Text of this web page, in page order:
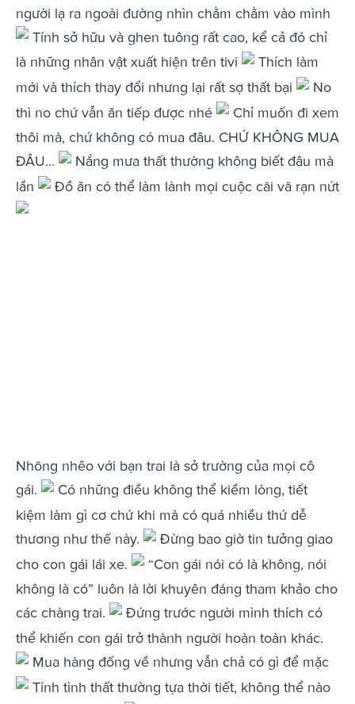
người lạ ra ngoài đường nhìn chằm chằm vào mình
Tính sở hữu và ghen tuông rất cao, kể cả đó chỉ
là những nhân vật xuất hiện trên tivi
Thích làm
mới và thích thay đổi nhưng lại rất sợ thất bại
No
thì no chứ vẫn ăn tiếp được nhé
Chỉ muốn đi xem
thôi mà, chứ không có mua đâu. CHỨ KHÔNG MUA
ĐÂU...
Nắng mưa thất thường không biết đâu mà
lần
Đồ ăn có thể làm lành mọi cuộc cãi vã rạn nứt
Nhõng nhẽo với bạn trai là sở trường của mọi cô
gái.
Có những điều không thể kiềm lòng, tiết
kiệm làm gì cơ chứ khi mà có quá nhiều thứ dễ
thương như thế này.
Đừng bao giờ tin tưởng giao
cho con gái lái xe.
“Con gái nói có là không, nói
không là có” luôn là lời khuyên đáng tham khảo cho
các chàng trai.
Đứng trước người mình thích có
thể khiến con gái trở thành người hoàn toàn khác.
Mua hàng đống về nhưng vẫn chả có gì để mặc
Tính tình thất thường tựa thời tiết, không thể nào